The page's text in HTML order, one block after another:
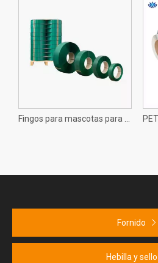
Fingos para mascotas para máquinas de bobina grandes de PET diseñadas específicamente para su uso en líneas de producción de agrupación totalmente automática
Fornido
Hebilla y sello